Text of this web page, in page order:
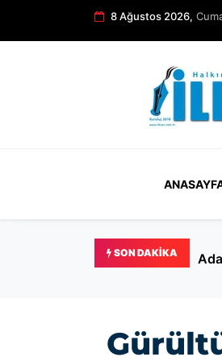
8 Ağustos 2026,
SON DAKIKA